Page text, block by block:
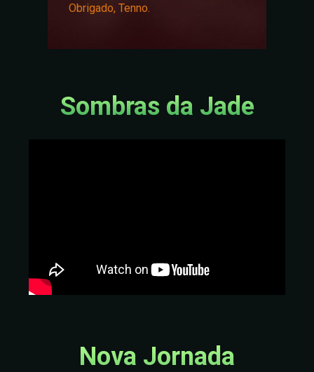
Obrigado, Tenno.
Sombras da Jade
Nova Jornada